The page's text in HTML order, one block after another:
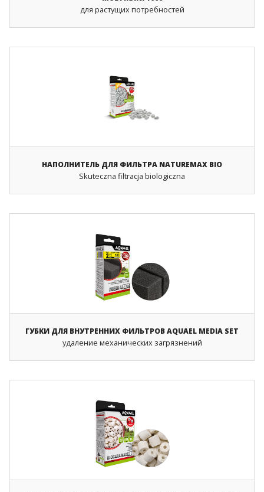
для растущих потребностей
НАПОЛНИТЕЛЬ ДЛЯ ФИЛЬТРА NATUREMAX BIO
Skuteczna filtracja biologiczna
ГУБКИ ДЛЯ ВНУТРЕННИХ ФИЛЬТРОВ AQUAEL MEDIA SET
удаление механических загрязнений